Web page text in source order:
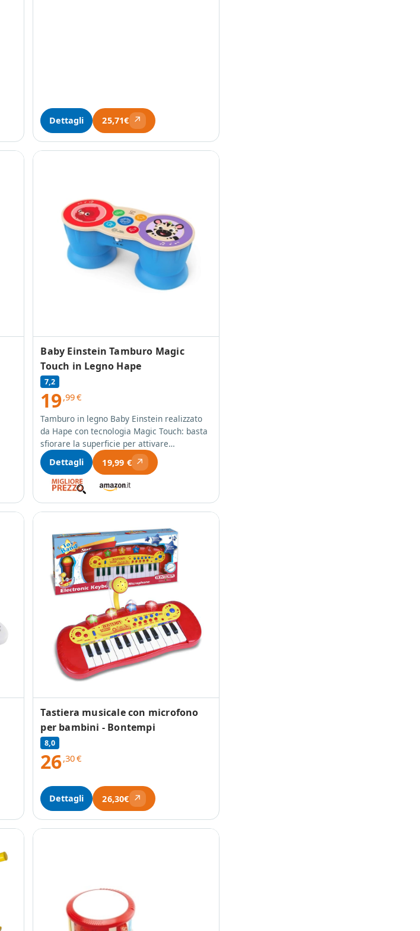
Dettagli 25,71€ ↗
Baby Einstein Tamburo Magic
Touch in Legno Hape
7,2
19,99€
Tamburo in legno Baby Einstein realizzato
da Hape con tecnologia Magic Touch: basta
sfiorare la superficie per attivare…
Dettagli
19,99 € ↗
Tastiera musicale con microfono
per bambini - Bontempi
8,0
26,30€
Dettagli 26,30€ ↗